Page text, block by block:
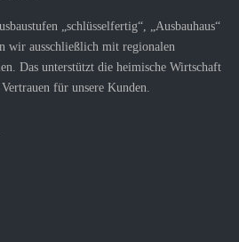
„schlüsselfertig“, „Ausbauhaus“
wir ausschließlich mit regionalen
Das unterstützt die heimische Wirtschaft
für unsere Kunden.